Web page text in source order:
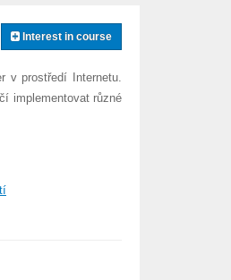
Interest in course
v prostředí Internetu.
implementovat různé